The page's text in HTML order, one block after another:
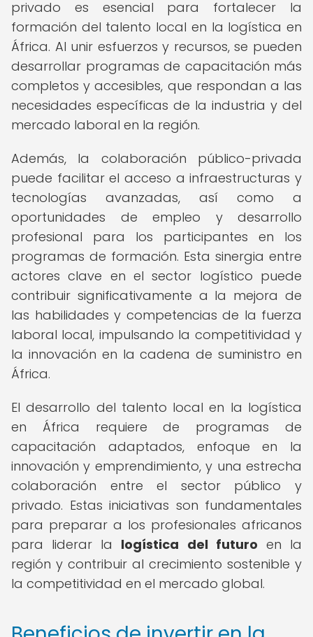
privado es esencial para fortalecer la
formación del talento local en la logística en
África. Al unir esfuerzos y recursos, se pueden
desarrollar programas de capacitación más
completos y accesibles, que respondan a las
necesidades específicas de la industria y del
mercado laboral en la región.
Además, la colaboración público-privada
puede facilitar el acceso a infraestructuras y
tecnologías avanzadas, así como a
oportunidades de empleo y desarrollo
profesional para los participantes en los
programas de formación. Esta sinergia entre
actores clave en el sector logístico puede
contribuir significativamente a la mejora de
las habilidades y competencias de la fuerza
laboral local, impulsando la competitividad y
la innovación en la cadena de suministro en
África.
El desarrollo del talento local en la logística
en África requiere de programas de
capacitación adaptados, enfoque en la
innovación y emprendimiento, y una estrecha
colaboración entre el sector público y
privado. Estas iniciativas son fundamentales
para preparar a los profesionales africanos
para liderar la logística del futuro en la
región y contribuir al crecimiento sostenible y
la competitividad en el mercado global.